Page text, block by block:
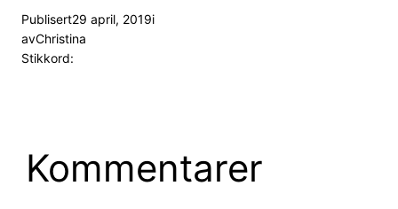
Publisert29 april, 2019i
avChristina
Stikkord:
Kommentarer